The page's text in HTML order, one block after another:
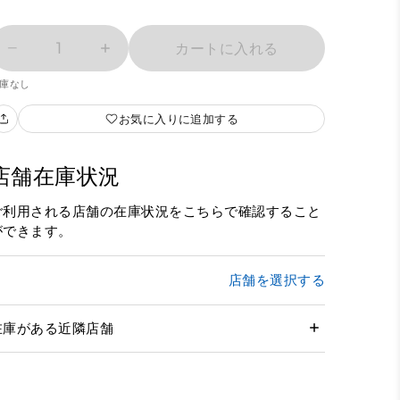
1 カートに入れる
なし
お気に入りに追加する
舗在庫状況
利用される店舗の在庫状況をこちらで確認すること
きます。
店舗を選択する
庫がある近隣店舗